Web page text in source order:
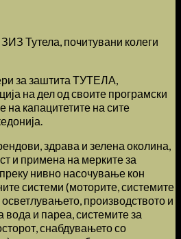
Тутела, почитувани колеги
за заштита ТУТЕЛА,
на дел од своите програмски
капацитетите на сите
здрава и зелена околина,
и примена на мерките за
нивно насочување кон
системи (моторите, системите
производството и
вода и пареа, системите за
снабдувањето со